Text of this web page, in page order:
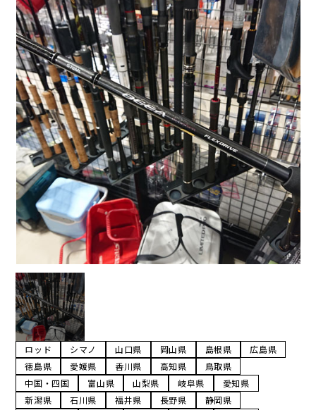
ロッド シマノ 山口県 岡山県 島根県
広島県
徳島県
愛媛県 香川県 高知県
鳥取県
中国・四国
富山県 山梨県 岐阜県
愛知県
新潟県
石川県 福井県 長野県
静岡県